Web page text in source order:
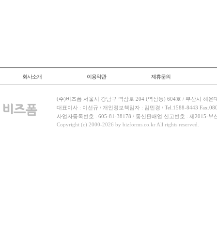
회사소개 이용약관 제휴문의
(주)비즈폼 서울시 강남구 역삼로 204 (역삼동) 604호 / 부산시 해운
대표이사 : 이선규 / 개인정보책임자 : 김민경 / Tel.1588-8443
사업자등록번호 : 605-81-38178 / 통신판매업 신고번호 : 제2015-부
Copyright (c) 2000-2026 by bizforms.co.kr All rights reserved.